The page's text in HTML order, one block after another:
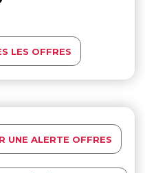
LES OFFRES
UNE ALERTE OFFRES